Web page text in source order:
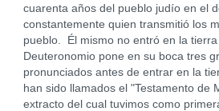
cuarenta años del pueblo judío en el
constantemente quien transmitió los
pueblo. Él mismo no entró en la tierra
Deuteronomio pone en su boca tres
pronunciados antes de entrar en la
han sido llamados el "Testamento de
extracto del cual tuvimos como